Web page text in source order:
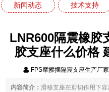
新闻动态 技术支持
LNR600隔震橡胶
胶支座什么价格
FPS摩擦摆隔震支座生产厂
内容简介：滑移支座在剪切作用下